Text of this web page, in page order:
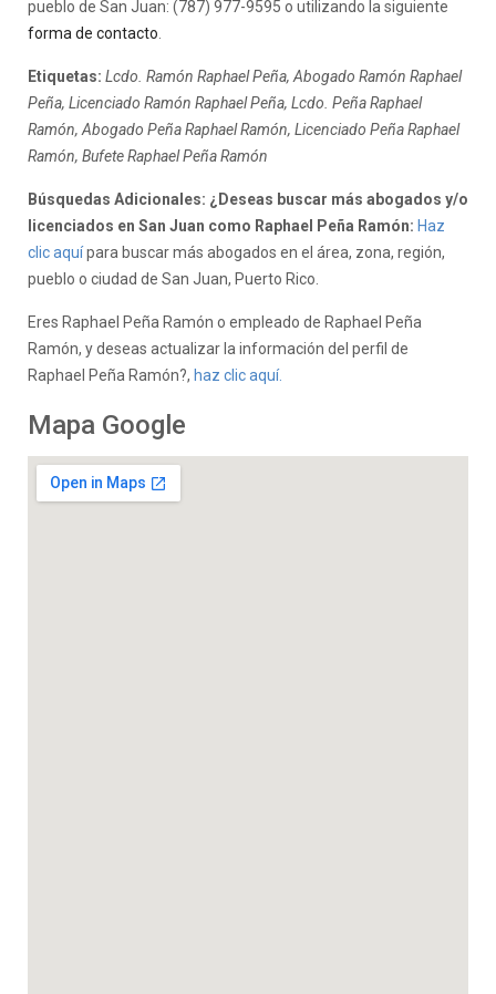
pueblo de San Juan: (787) 977-9595 o utilizando la siguiente
forma de contacto
Etiquetas: Lcdo. Ramón Raphael Peña, Abogado Ramón Raphael
Peña, Licenciado Ramón Raphael Peña, Lcdo. Peña Raphael
Ramón, Abogado Peña Raphael Ramón, Licenciado Peña Raphael
Ramón, Bufete Raphael Peña Ramón
Búsquedas Adicionales: ¿Deseas buscar más abogados y/o
licenciados en San Juan como Raphael Peña Ramón: Haz
clic aquípara buscar más abogados en el área, zona, región,
pueblo o ciudad de San Juan, Puerto Rico.
Eres Raphael Peña Ramón o empleado de Raphael Peña
Ramón, y deseas actualizar la información del perfil de
Raphael Peña Ramón?, haz clic aquí.
Mapa Google